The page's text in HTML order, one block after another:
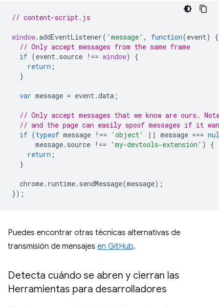
// content-script.js
window.addEventListener( 'message' , function(event)
{
// Only accept messages from the same frame
if (event. source !== window)
{
return ;
}
var message = event.data ;
// Only accept messages that we know are ours.
// and the page can easily spoof messages if it
if (typeof message !== 'object' || message ===
message. source !== 'my-devtools-extension' )
{
return ;
}
chrome. runtime. sendMessage(message);
});
Puedes encontrar otras técnicas alternativas de
transmisión de mensajes en GitHub.
Detecta cuándo se abren y cierran las
Herramientas para desarrolladores